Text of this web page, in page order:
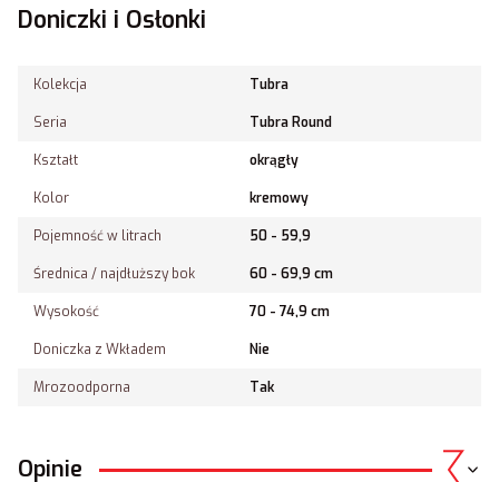
Doniczki i Osłonki
Kolekcja Tubra
Seria Tubra Round
Kształt okrągły
Kolor kremowy
Pojemność w litrach 50 - 59,9
Średnica / najdłuższy bok 60 - 69,9 cm
Wysokość 70 - 74,9 cm
Doniczka z Wkładem Nie
Mrozoodporna Tak
Opinie